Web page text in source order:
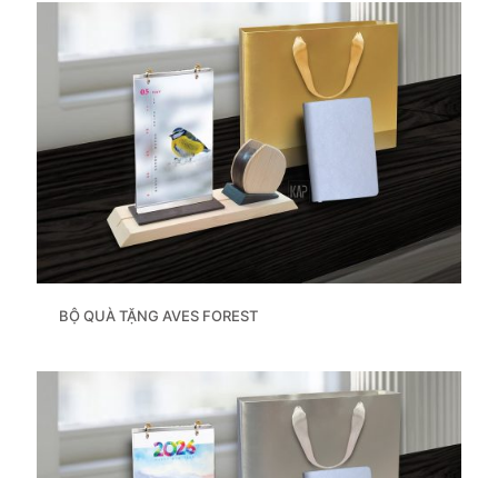
BỘ QUÀ TẶNG AVES FOREST